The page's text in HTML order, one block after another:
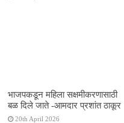
भाजपकडून महिला सक्षमीकरणासाठी
बळ दिले जाते -आमदार प्रशांत ठाकूर
20th April 2026